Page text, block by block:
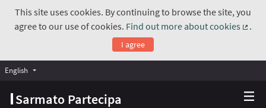
This site uses cookies. By continuing to browse the site, you
agree to our use of cookies. Find out more about cookies
.
I agree
Sarmato Partecipa
English Choose language